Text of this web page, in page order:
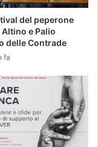
del peperone
e Palio
delle Contrade
fa